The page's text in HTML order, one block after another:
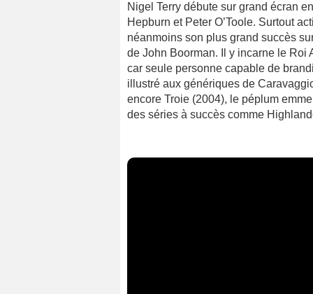
Nigel Terry débute sur grand écran
Hepburn et Peter O’Toole. Surtout
néanmoins son plus grand succès
de John Boorman. Il y incarne le Roi
car seule personne capable de
illustré aux génériques de
encore Troie (2004), le péplum
des séries à succès comme